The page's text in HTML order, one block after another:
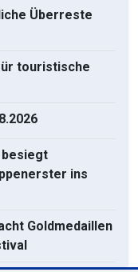
Überreste
touristische
besiegt
ins
Goldmedaillen